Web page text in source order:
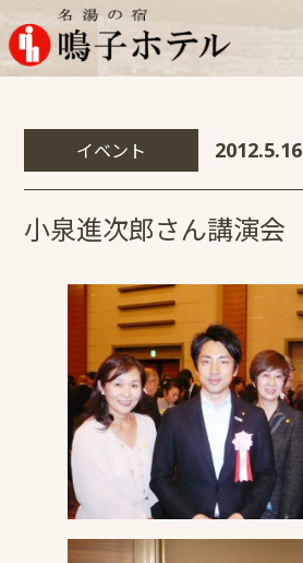
イベント 2012.5.16
小泉進次郎さん講演会